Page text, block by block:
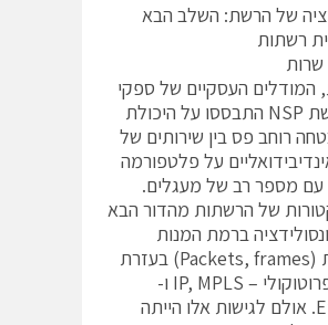
של הרשת: השלב הבא
רשתות
המודלים העסקיים של ספקי
שירותי רשת NSP התבססו על היכולת
רוחב פס בין שירותים של
על פלטפורמה
מספר רב של מעגלים.
של הרשתות מהדור הבא
ברמת המנות
והמסגרות (Packets, frames) בעזרת
שימוש בפרוטוקולי – IP, MPLS ו-
Ethernet. אולם לגישות אלו הייתה